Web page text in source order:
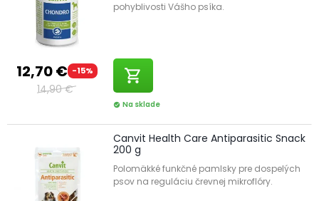
12,70 € -15%
14,90 €
pohyblivosti Vášho psíka.
shopping_cart
check_circle Na sklade
Canvit Health Care Antiparasitic Snack
200 g
Polomäkké funkčné pamlsky pre dospelých
psov na reguláciu črevnej mikroflóry.